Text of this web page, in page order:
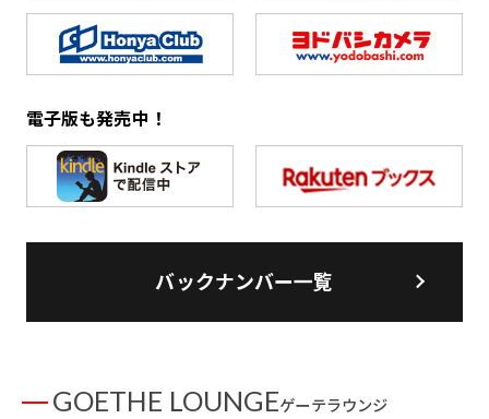
電子版も発売中！
バックナンバー一覧
GOETHE LOUNGEゲーテラウンジ